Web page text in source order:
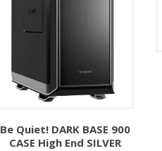
Be Quiet! DARK BASE 900
CASE High End SILVER